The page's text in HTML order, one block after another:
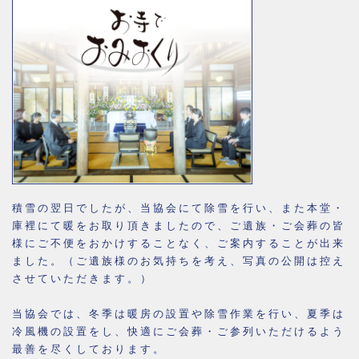
積雪の翌日でしたが、当協会にて除雪を行い、また本堂・
庫裡にて暖をお取り頂きましたので、ご遺族・ご会葬の皆
様にご不便をおかけすることなく、ご案内することが出来
ました。（ご遺族様のお気持ちを考え、写真の公開は控え
させていただきます。）
当協会では、冬季は暖房の設置や除雪作業を行い、夏季は
冷風機の設置をし、快適にご会葬・ご参列いただけるよう
最善を尽くしております。